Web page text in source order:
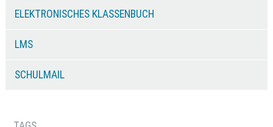
ELEKTRONISCHES KLASSENBUCH
LMS
SCHULMAIL